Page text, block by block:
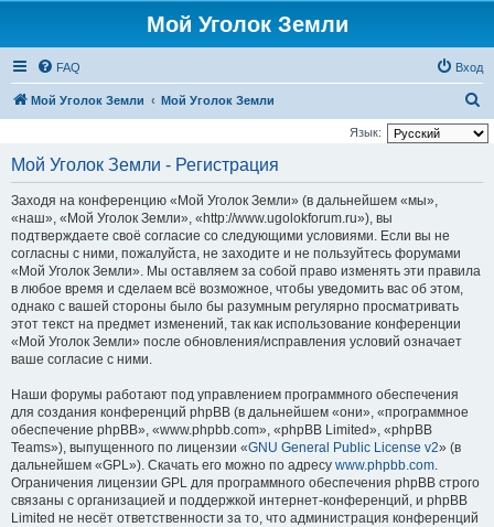
Мой Уголок Земли
FAQ Вход
Мой Уголок Земли Мой Уголок Земли
о
Язык:
Мой Уголок Земли - Регистрация
Заходя на конференцию «Мой Уголок Земли» (в дальнейшем «мы»,
«наш», «Мой Уголок Земли», «http://www.ugolokforum.ru»), вы
подтверждаете своё согласие со следующими условиями. Если вы не
согласны с ними, пожалуйста, не заходите и не пользуйтесь форумами
«Мой Уголок Земли». Мы оставляем за собой право изменять эти правила
в любое время и сделаем всё возможное, чтобы уведомить вас об этом,
однако с вашей стороны было бы разумным регулярно просматривать
этот текст на предмет изменений, так как использование конференции
«Мой Уголок Земли» после обновления/исправления условий означает
ваше согласие с ними.
Наши форумы работают под управлением программного обеспечения
для создания конференций phpBB (в дальнейшем «они», «программное
обеспечение phpBB», «www.phpbb.com», «phpBB Limited», «phpBB
Teams»), выпущенного по лицензии «GNU General Public License v2» (в
дальнейшем «GPL»). Скачать его можно по адресу www.phpbb.com.
Ограничения лицензии GPL для программного обеспечения phpBB строго
связаны с организацией и поддержкой интернет-конференций, и phpBB
Limited не несёт ответственности за то, что администрация конференций